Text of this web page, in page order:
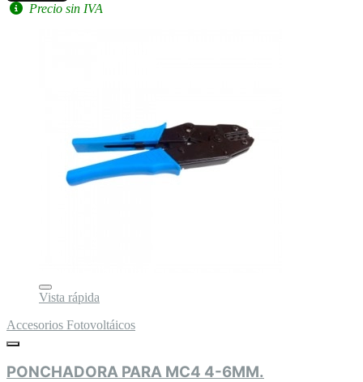
Precio sin IVA
Vista rápida
Accesorios Fotovoltáicos
PONCHADORA PARA MC4 4-6MM.